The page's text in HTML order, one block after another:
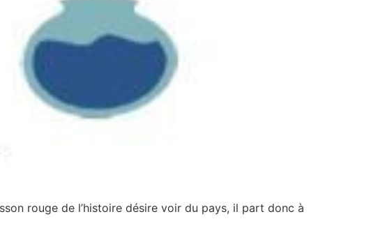
rouge de l’histoire désire voir du pays, il part donc à